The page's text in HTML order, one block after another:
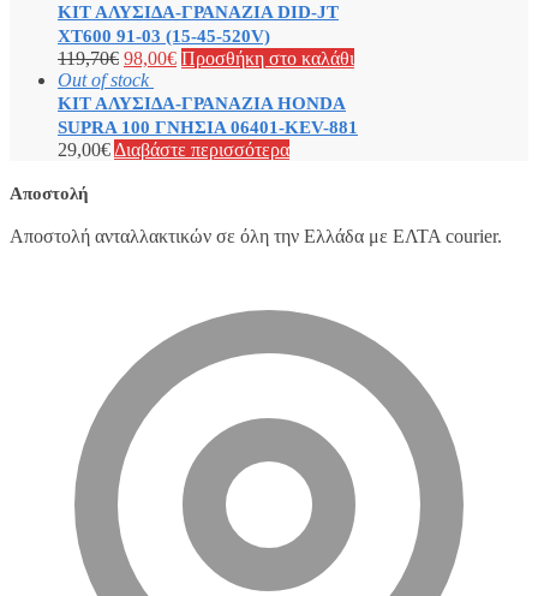
ΚΙΤ ΑΛΥΣΙΔΑ-ΓΡΑΝΑΖΙΑ DID-JT
XT600 91-03 (15-45-520V)
119,70€ 98,00€ Προσθήκη στο καλάθι
Out of stock
ΚΙΤ ΑΛΥΣΙΔΑ-ΓΡΑΝΑΖΙΑ HONDA
SUPRA 100 ΓΝΗΣΙΑ 06401-KEV-881
29,00€ Διαβάστε περισσότερα
Αποστολή
Αποστολή ανταλλακτικών σε όλη την Ελλάδα με ΕΛΤΑ courier.